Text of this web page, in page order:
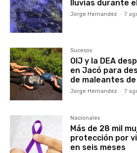
lluvias durante
Jorge Hernandez - 7
Sucesos
OIJ y la DEA
en Jacó para
de maleantes de
Jorge Hernandez - 7
Nacionales
Más de 28 mil
protección por
en seis meses